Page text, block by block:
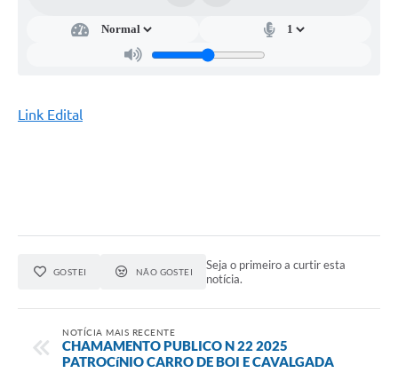
Link Edital
GOSTEI NÃO GOSTEI
Seja o primeiro a curtir esta
notícia.
NOTÍCIA MAIS RECENTE
CHAMAMENTO PUBLICO N 22 2025
PATROCíNIO CARRO DE BOI E CAVALGADA